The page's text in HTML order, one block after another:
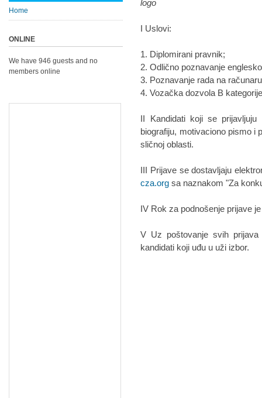
I Uslovi:
1. Diplomirani pravnik;
2. Odlično poznavanje
3. Poznavanje rada na
4. Vozačka dozvola B
II Kandidati koji se
biografiju, motivaciono pismo i
sličnoj oblasti.
III Prijave se dostavljaju
cza.org sa naznakom "Za
IV Rok za podnošenje prijave
V Uz poštovanje svih
kandidati koji uđu u uži izbor.
Home
ONLINE
We have 946 guests and no
members online